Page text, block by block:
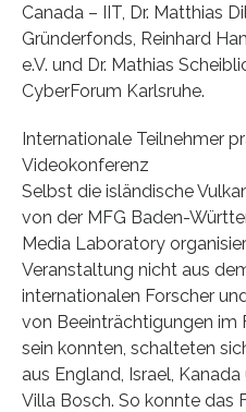
Canada – IIT, Dr. Matthias
Gründerfonds, Reinhard
e.V. und Dr. Mathias
CyberForum Karlsruhe.
Internationale Teilnehmer
Videokonferenz
Selbst die isländische
von der MFG Baden-
Media Laboratory
Veranstaltung nicht aus
internationalen Forscher
von Beeinträchtigungen im
sein konnten, schalteten
aus England, Israel,
Villa Bosch. So konnte das